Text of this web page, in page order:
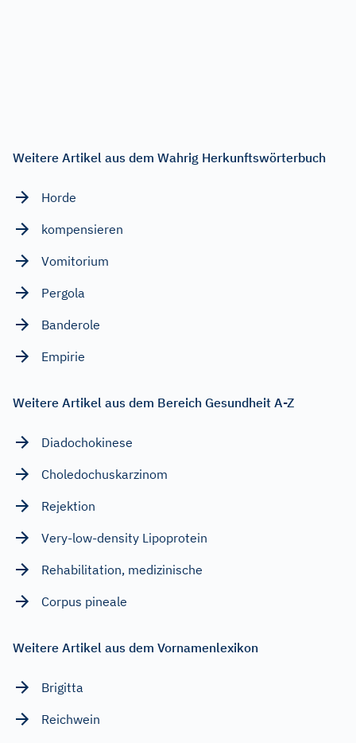
Weitere Artikel aus dem Wahrig Herkunftswörterbuch
Horde
kompensieren
Vomitorium
Pergola
Banderole
Empirie
Weitere Artikel aus dem Bereich Gesundheit A-Z
Diadochokinese
Choledochuskarzinom
Rejektion
Very-low-density Lipoprotein
Rehabilitation, medizinische
Corpus pineale
Weitere Artikel aus dem Vornamenlexikon
Brigitta
Reichwein